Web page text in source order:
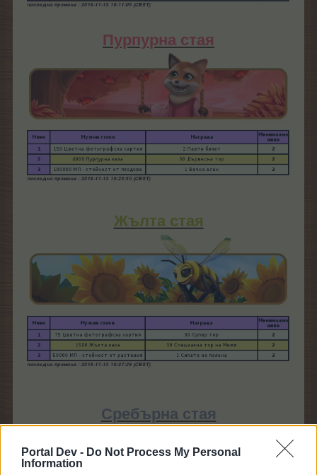
Portal Dev - Do Not Process My Personal
Information
Пурпурна стая
Жълта стая
Сребърна стая